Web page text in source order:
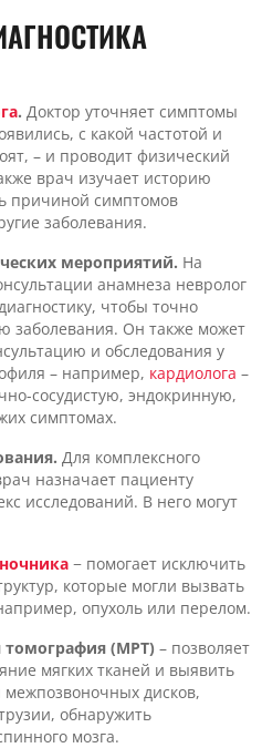
. Доктор уточняет симптомы
с какой частотой и
– и проводит физический
врач изучает историю
причиной симптомов
заболевания.
мероприятий. На
анамнеза невролог
чтобы точно
заболевания. Он также может
и обследования у
– например, кардиолога –
сосудистую, эндокринную,
симптомах.
Для комплексного
назначает пациенту
исследований. В него могут
− помогает исключить
которые могли вызвать
опухоль или перелом.
томография (МРТ) – позволяет
мягких тканей и выявить
дисков,
обнаружить
мозга.